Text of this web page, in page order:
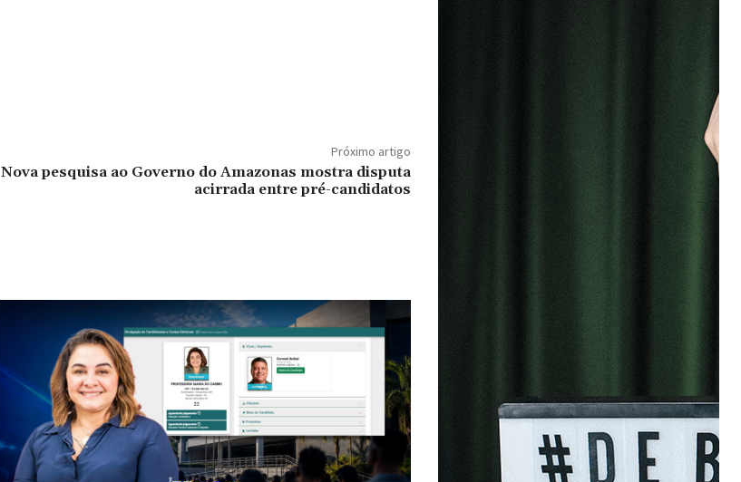
Próximo artigo
Nova pesquisa ao Governo do Amazonas mostra disputa
acirrada entre pré-candidatos